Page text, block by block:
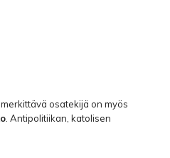
merkittävä osatekijä on myös
. Antipolitiikan, katolisen